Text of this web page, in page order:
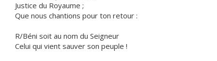
Justice du Royaume ;
Que nous chantions pour ton retour :
R/Béni soit au nom du Seigneur
Celui qui vient sauver son peuple !